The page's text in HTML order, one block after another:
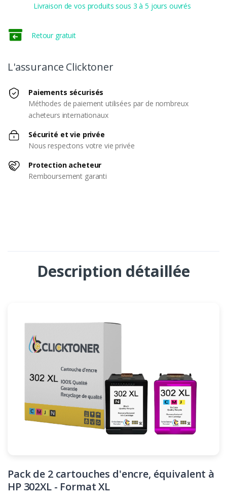
Livraison de vos produits sous 3 à 5 jours ouvrés
Retour gratuit
L'assurance Clicktoner
Paiements sécurisés
Méthodes de paiement utilisées par de nombreux
acheteurs internationaux
Sécurité et vie privée
Nous respectons votre vie privée
Protection acheteur
Remboursement garanti
Description détaillée
Pack de 2 cartouches d'encre, équivalent à
HP 302XL - Format XL